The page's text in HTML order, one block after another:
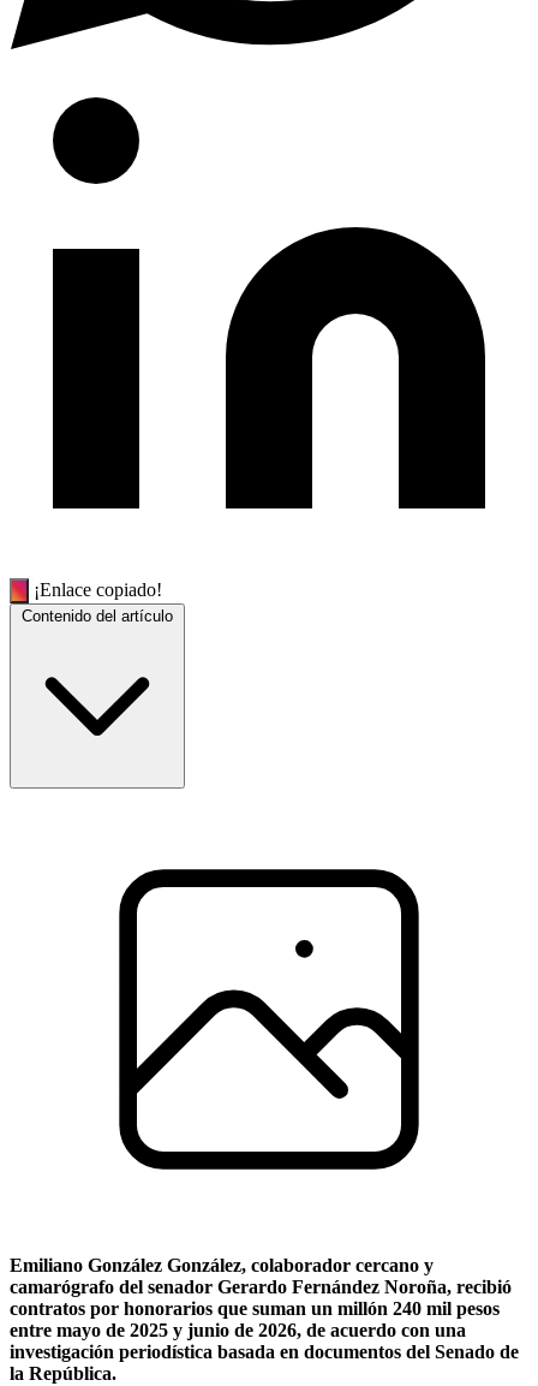
¡Enlace copiado!
Contenido del artículo
Emiliano González González, colaborador cercano y
camarógrafo del senador Gerardo Fernández Noroña, recibió
contratos por honorarios que suman un millón 240 mil pesos
entre mayo de 2025 y junio de 2026, de acuerdo con una
investigación periodística basada en documentos del Senado de
la República.